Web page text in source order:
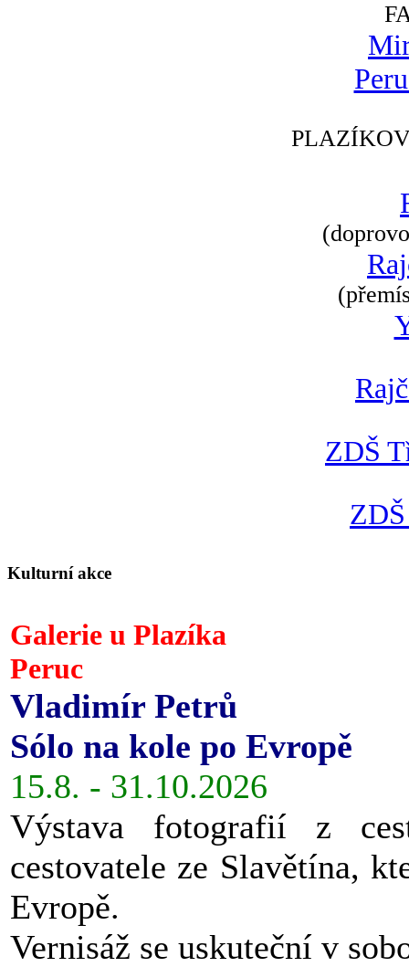
ZDŠ
Kulturní akce
Galerie u Plazíka
Peruc
Vladimír Petrů
Sólo na kole po Evropě
15.8. - 31.10.2026
Výstava fotografií z
cestovatele ze Slavětína,
Evropě.
Vernisáž se uskuteční v